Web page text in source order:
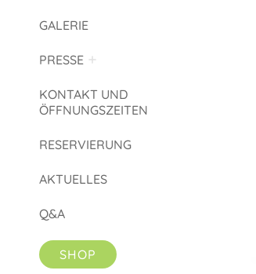
GALERIE
PRESSE
KONTAKT UND
ÖFFNUNGSZEITEN
RESERVIERUNG
AKTUELLES
Q&A
SHOP